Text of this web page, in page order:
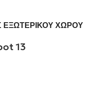
ΕΞΩΤΕΡΙΚΟΥ ΧΩΡΟΥ
13